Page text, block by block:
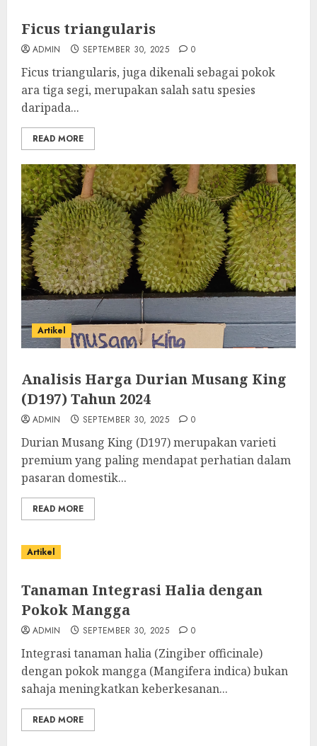
Ficus triangularis
ADMIN SEPTEMBER 30, 2025 0
Ficus triangularis, juga dikenali sebagai pokok
ara tiga segi, merupakan salah satu spesies
daripada...
READ MORE
Artikel
Analisis Harga Durian Musang King
(D197) Tahun 2024
ADMIN SEPTEMBER 30, 2025 0
Durian Musang King (D197) merupakan varieti
premium yang paling mendapat perhatian dalam
pasaran domestik...
READ MORE
Artikel
Tanaman Integrasi Halia dengan
Pokok Mangga
ADMIN SEPTEMBER 30, 2025 0
Integrasi tanaman halia (Zingiber officinale)
dengan pokok mangga (Mangifera indica) bukan
sahaja meningkatkan keberkesanan...
READ MORE